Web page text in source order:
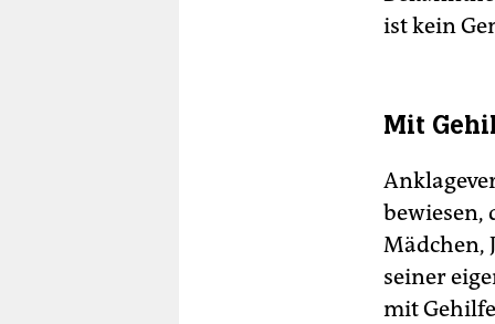
ist kein
Mit
bewiesen,
Mädchen,
seiner
mit